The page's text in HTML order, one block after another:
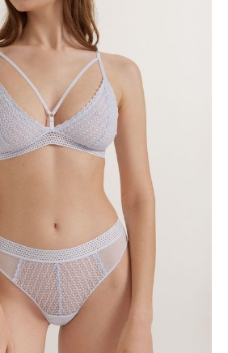
+
darmowa od 50 zł
Conte (Łodz)
8:00 - 14:00